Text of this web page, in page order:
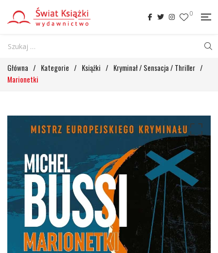
0
Główna / Kategorie / Książki / Kryminał / Sensacja / Thriller /
Marionetki